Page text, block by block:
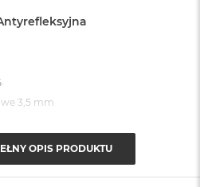
3,5 mm
macOS Sequoia
OPIS PRODUKTU